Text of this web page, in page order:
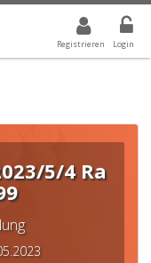
Registrieren Login
IST ALLE
5/4 Ra